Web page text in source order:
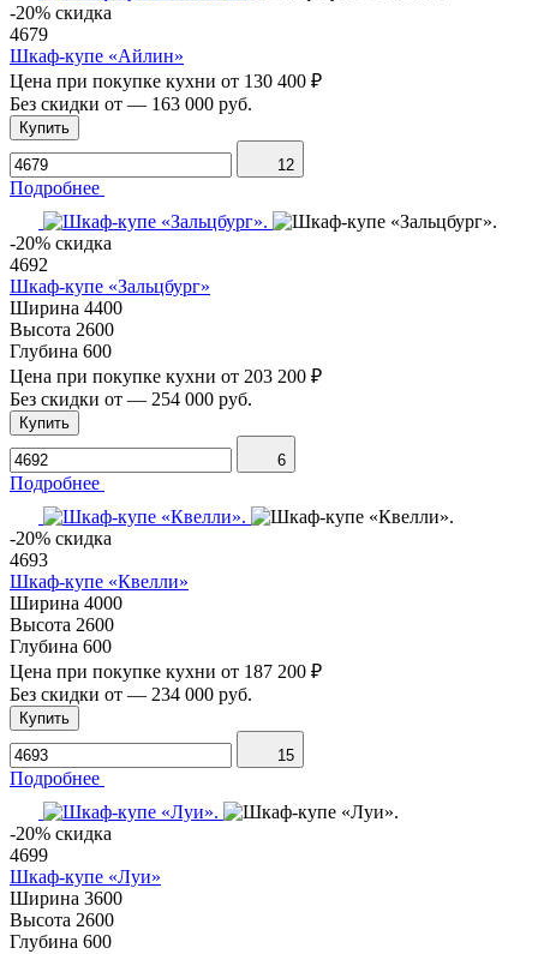
-20% скидка
4679
Шкаф-купе «Айлин»
Цена при покупке кухни от 130 400 ₽
Без скидки от — 163 000 руб.
Купить
12
Подробнее
-20% скидка
4692
Шкаф-купе «Зальцбург»
Ширина 4400
Высота 2600
Глубина 600
Цена при покупке кухни от 203 200 ₽
Без скидки от — 254 000 руб.
Купить
6
Подробнее
-20% скидка
4693
Шкаф-купе «Квелли»
Ширина 4000
Высота 2600
Глубина 600
Цена при покупке кухни от 187 200 ₽
Без скидки от — 234 000 руб.
Купить
15
Подробнее
-20% скидка
4699
Шкаф-купе «Луи»
Ширина 3600
Высота 2600
Глубина 600